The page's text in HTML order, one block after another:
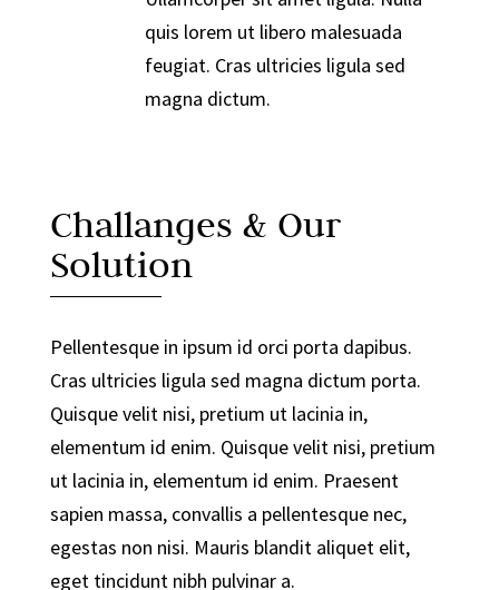
quis lorem ut libero malesuada
feugiat. Cras ultricies ligula sed
magna dictum.
Challanges & Our
Solution
Pellentesque in ipsum id orci porta dapibus.
Cras ultricies ligula sed magna dictum porta.
Quisque velit nisi, pretium ut lacinia in,
elementum id enim. Quisque velit nisi, pretium
ut lacinia in, elementum id enim. Praesent
sapien massa, convallis a pellentesque nec,
egestas non nisi. Mauris blandit aliquet elit,
eget tincidunt nibh pulvinar a.